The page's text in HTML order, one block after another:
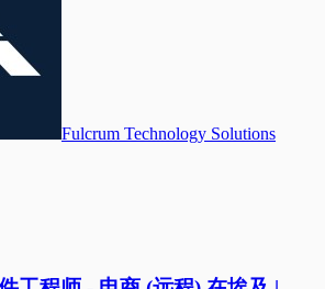
Fulcrum Technology Solutions